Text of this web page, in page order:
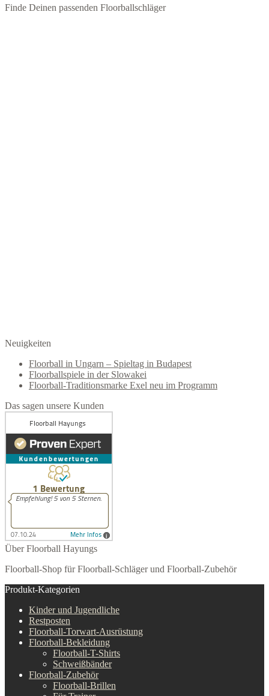
der
Finde Deinen passenden Floorballschläger
Neuigkeiten
Floorball in Ungarn – Spieltag in Budapest
Floorballspiele in der Slowakei
Floorball-Traditionsmarke Exel neu im Programm
Das sagen unsere Kunden
Über Floorball Hayungs
Floorball-Shop für Floorball-Schläger und Floorball-Zubehör
Produkt-Kategorien
Kinder und Jugendliche
Restposten
Floorball-Torwart-Ausrüstung
Floorball-Bekleidung
Floorball-T-Shirts
Schweißbänder
Floorball-Zubehör
Floorball-Brillen